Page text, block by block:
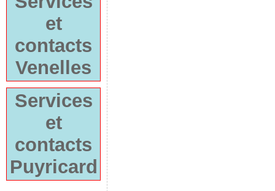
et
contacts
Venelles
Services
et
contacts
Puyricard